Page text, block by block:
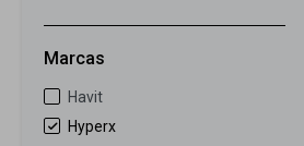
Marcas
Havit
Hyperx